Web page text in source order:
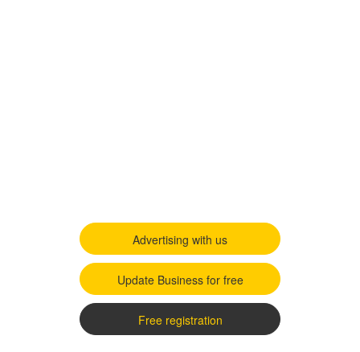
Advertising with us
Update Business for free
Free registration